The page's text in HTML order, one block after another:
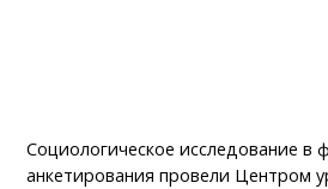
Социологическое исследование в
анкетирования провели Центром